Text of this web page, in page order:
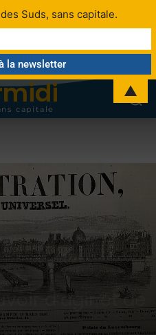
capitale
territoriale
Économie
d’agir et de
Suds, sans capitale.
▲